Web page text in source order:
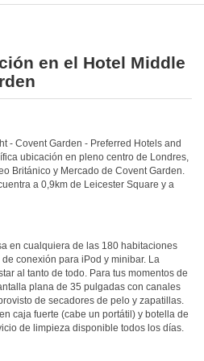
en el Hotel Middle
- Covent Garden - Preferred Hotels and
ubicación en pleno centro de Londres,
Británico y Mercado de Covent Garden.
a 0,9km de Leicester Square y a
en cualquiera de las 180 habitaciones
conexión para iPod y minibar. La
al tanto de todo. Para tus momentos de
plana de 35 pulgadas con canales
de secadores de pelo y zapatillas.
caja fuerte (cabe un portátil) y botella de
de limpieza disponible todos los días.